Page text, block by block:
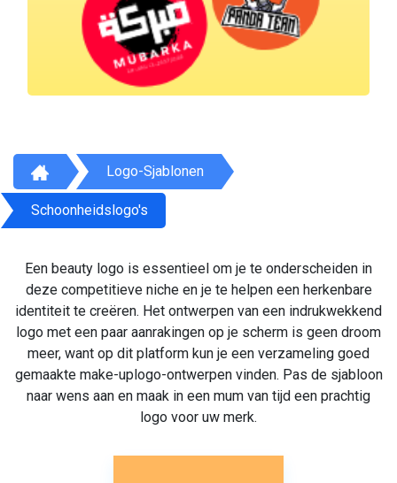
Logo-Sjablonen
Schoonheidslogo's
Een beauty logo is essentieel om je te onderscheiden in
deze competitieve niche en je te helpen een herkenbare
identiteit te creëren. Het ontwerpen van een indrukwekkend
logo met een paar aanrakingen op je scherm is geen droom
meer, want op dit platform kun je een verzameling goed
gemaakte make-uplogo-ontwerpen vinden. Pas de sjabloon
naar wens aan en maak in een mum van tijd een prachtig
logo voor uw merk.